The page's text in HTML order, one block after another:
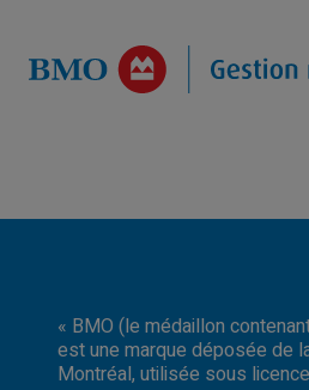
« BMO (le médaillon
est une marque déposée de
Montréal, utilisée sous